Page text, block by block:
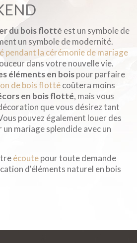
du bois flotté est un symbole de
un symbole de modernité.
pendant la cérémonie de mariage
dans votre nouvelle vie.
éléments en boispour parfaire
de bois flottécoûtera moins
en bois flotté, mais vous
que vous désirez tant
pouvez également louer des
un mariage splendide avec un
écoutepour toute demande
d'éléments naturel en bois